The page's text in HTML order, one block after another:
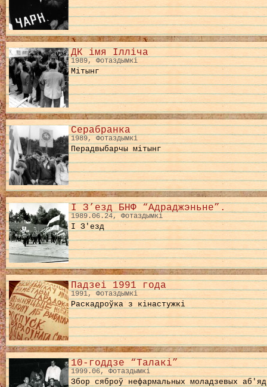
ДК імя Ілліча
1989, Фотаздымкі
Мітынг
Серабранка
1989, Фотаздымкі
Перадвыбарчы мітынг
І З’езд БНФ “Адраджэньне”.
1989.06.24, Фотаздымкі
І З'езд
Падзеі 1991 года
1991, Фотаздымкі
Раскадроўка з кінастужкі
10-годдзе “Талакі”
1999.06, Фотаздымкі
Збор сяброў нефармальных моладзевых